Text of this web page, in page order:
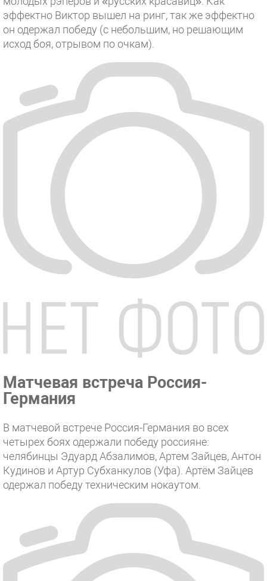
эффектно Виктор вышел на ринг, так же эффектно
он одержал победу (с небольшим, но решающим
исход боя, отрывом по очкам).
Матчевая встреча Россия-
Германия
В матчевой встрече Россия-Германия во всех
четырех боях одержали победу россияне:
челябинцы Эдуард Абзалимов, Артем Зайцев, Антон
Кудинов и Артур Субханкулов (Уфа). Артём Зайцев
одержал победу техническим нокаутом.